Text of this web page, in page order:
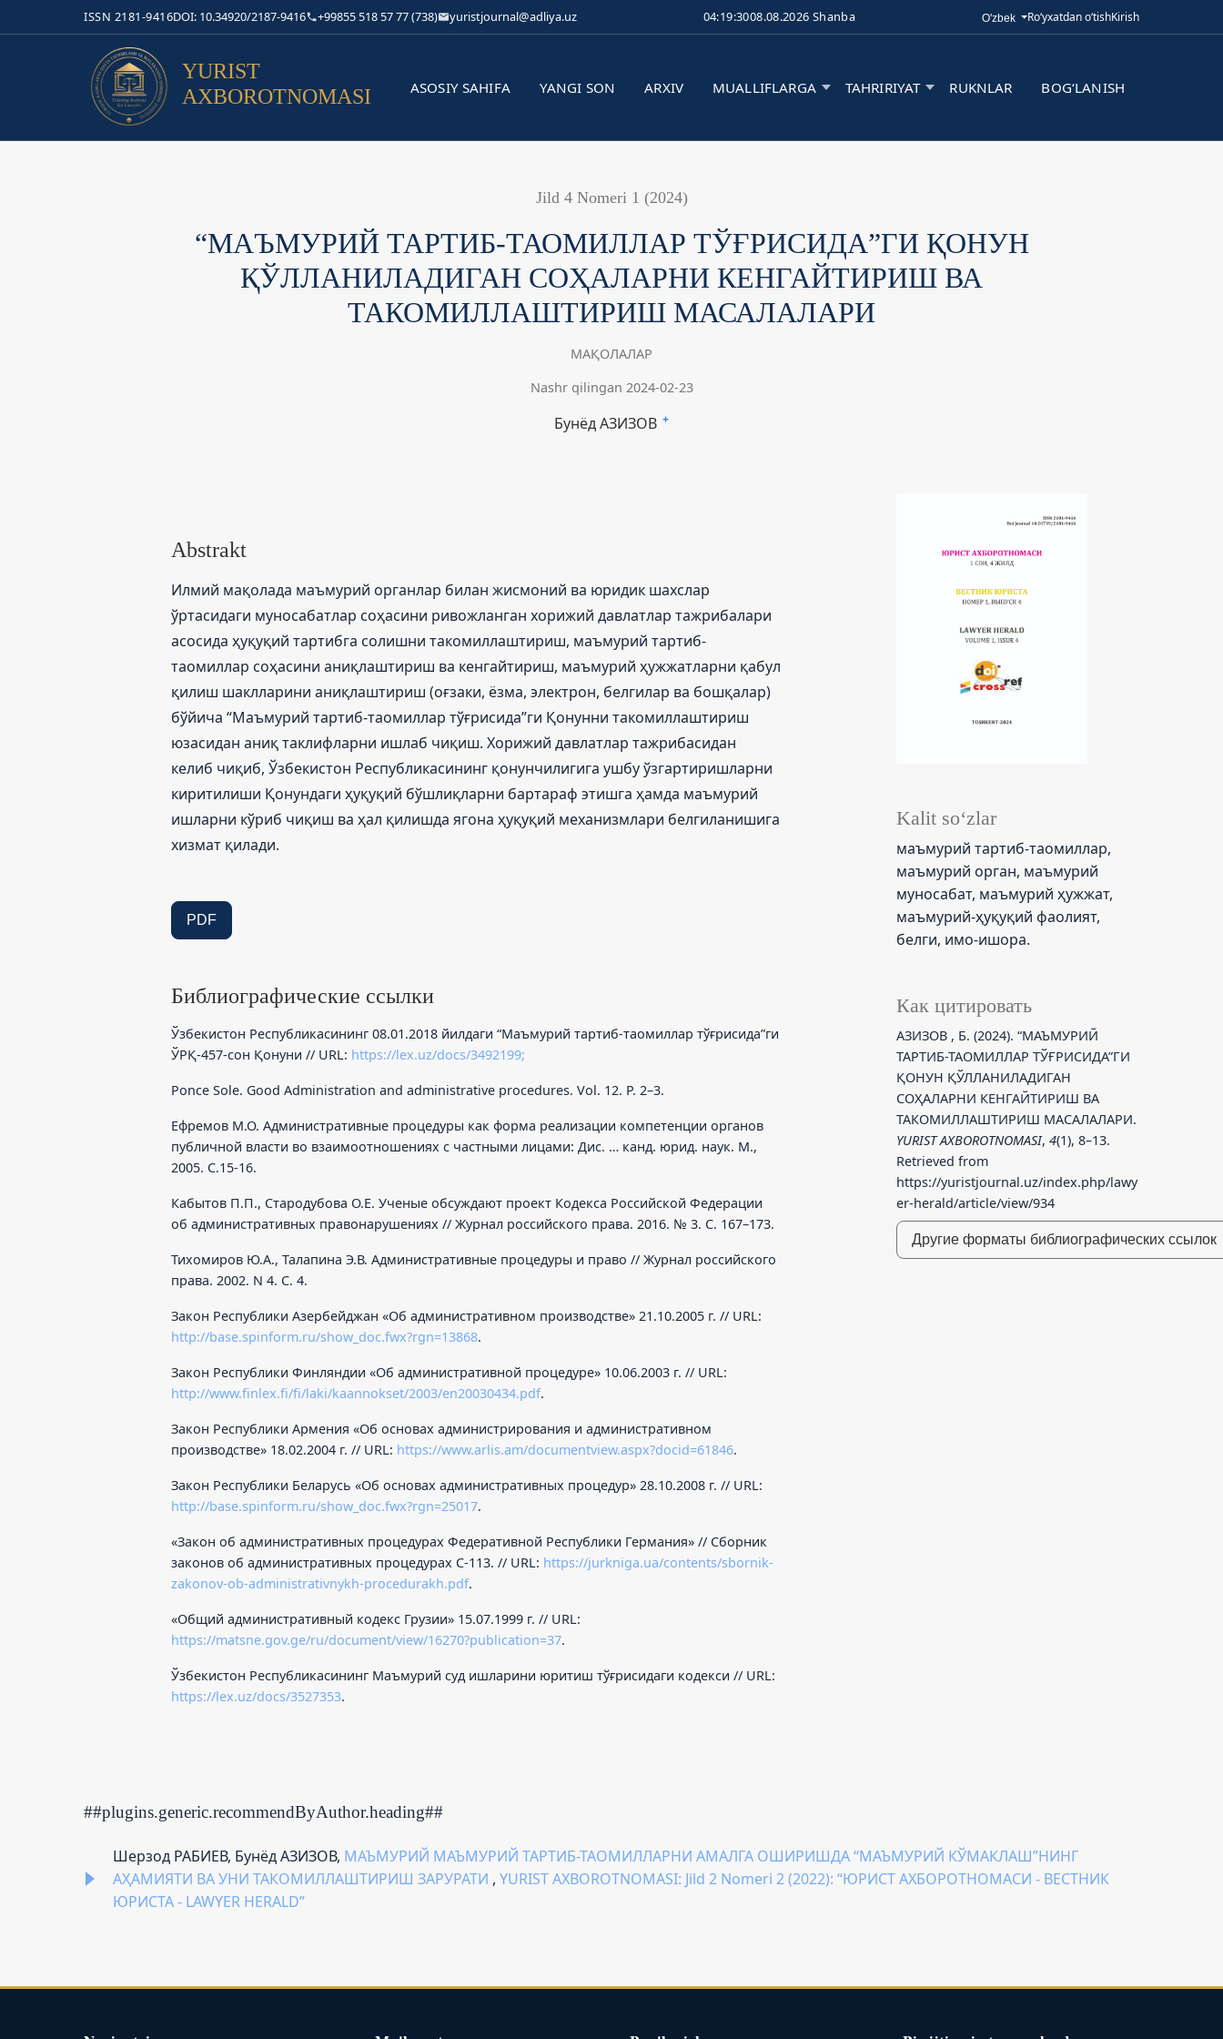
ISSN 2181-9416DOI: 10.34920/2187-9416 +99855 518 57 77 (738) yuristjournal@adliya.uz 04:19:3008.08.2026 Shanba Tilni o'zgartirish. Joriy til:
O'zbek Ro‘yxatdan o‘tishKirish
YURIST
AXBOROTNOMASI
ASOSIY SAHIFA YANGI SON ARXIV MUALLIFLARGA TAHRIRIYAT RUKNLAR BOG‘LANISH
Jild 4 Nomeri 1 (2024)
“МАЪМУРИЙ ТАРТИБ-ТАОМИЛЛАР ТЎҒРИСИДА”ГИ ҚОНУН
ҚЎЛЛАНИЛАДИГАН СОҲАЛАРНИ КЕНГАЙТИРИШ ВА
ТАКОМИЛЛАШТИРИШ МАСАЛАЛАРИ
МАҚОЛАЛАР
Nashr qilingan 2024-02-23
Бунёд АЗИЗОВ +
Kalit so‘zlar
маъмурий тартиб-таомиллар,
маъмурий орган, маъмурий
муносабат, маъмурий ҳужжат,
маъмурий-ҳуқуқий фаолият,
белги, имо-ишора.
Как цитировать
АЗИЗОВ , Б. (2024). “МАЪМУРИЙ
ТАРТИБ-ТАОМИЛЛАР ТЎҒРИСИДА”ГИ
ҚОНУН ҚЎЛЛАНИЛАДИГАН
СОҲАЛАРНИ КЕНГАЙТИРИШ ВА
ТАКОМИЛЛАШТИРИШ МАСАЛАЛАРИ.
YURIST AXBOROTNOMASI, 4(1), 8–13.
Retrieved from
https://yuristjournal.uz/index.php/lawy
er-herald/article/view/934
Другие форматы библиографических ссылок
Abstrakt
Илмий мақолада маъмурий органлар билан жисмоний ва юридик шахслар
ўртасидаги муносабатлар соҳасини ривожланган хорижий давлатлар тажрибалари
асосида ҳуқуқий тартибга солишни такомиллаштириш, маъмурий тартиб-
таомиллар соҳасини аниқлаштириш ва кенгайтириш, маъмурий ҳужжатларни қабул
қилиш шаклларини аниқлаштириш (оғзаки, ёзма, электрон, белгилар ва бошқалар)
бўйича “Маъмурий тартиб-таомиллар тўғрисида”ги Қонунни такомиллаштириш
юзасидан аниқ таклифларни ишлаб чиқиш. Хорижий давлатлар тажрибасидан
келиб чиқиб, Ўзбекистон Республикасининг қонунчилигига ушбу ўзгартиришларни
киритилиши Қонундаги ҳуқуқий бўшлиқларни бартараф этишга ҳамда маъмурий
ишларни кўриб чиқиш ва ҳал қилишда ягона ҳуқуқий механизмлари белгиланишига
хизмат қилади.
PDF
Библиографические ссылки
Ўзбекистон Республикасининг 08.01.2018 йилдаги “Маъмурий тартиб-таомиллар тўғрисида”ги
ЎРҚ-457-сон Қонуни // URL: https://lex.uz/docs/3492199;
Ponce Sole. Good Administration and administrative procedures. Vol. 12. P. 2–3.
Ефремов М.О. Административные процедуры как форма реализации компетенции органов
публичной власти во взаимоотношениях с частными лицами: Дис. … канд. юрид. наук. М.,
2005. С.15-16.
Кабытов П.П., Стародубова О.Е. Ученые обсуждают проект Кодекса Российской Федерации
об административных правонарушениях // Журнал российского права. 2016. № 3. С. 167–173.
Тихомиров Ю.А., Талапина Э.В. Административные процедуры и право // Журнал российского
права. 2002. N 4. С. 4.
Закон Республики Азербейджан «Об административном производстве» 21.10.2005 г. // URL:
http://base.spinform.ru/show_doc.fwx?rgn=13868.
Закон Республики Финляндии «Об административной процедуре» 10.06.2003 г. // URL:
http://www.finlex.fi/fi/laki/kaannokset/2003/en20030434.pdf.
Закон Республики Армения «Об основах администрирования и административном
производстве» 18.02.2004 г. // URL: https://www.arlis.am/documentview.aspx?docid=61846.
Закон Республики Беларусь «Об основах административных процедур» 28.10.2008 г. // URL:
http://base.spinform.ru/show_doc.fwx?rgn=25017.
«Закон об административных процедурах Федеративной Республики Германия» // Сборник
законов об административных процедурах С-113. // URL: https://jurkniga.ua/contents/sbornik-
zakonov-ob-administrativnykh-procedurakh.pdf.
«Общий административный кодекс Грузии» 15.07.1999 г. // URL:
https://matsne.gov.ge/ru/document/view/16270?publication=37.
Ўзбекистон Республикасининг Маъмурий суд ишларини юритиш тўғрисидаги кодекси // URL:
https://lex.uz/docs/3527353.
##plugins.generic.recommendByAuthor.heading##
Шерзод РАБИЕВ, Бунёд АЗИЗОВ, МАЪМУРИЙ МАЪМУРИЙ ТАРТИБ-ТАОМИЛЛАРНИ АМАЛГА ОШИРИШДА “МАЪМУРИЙ КЎМАКЛАШ”НИНГ
АҲАМИЯТИ ВА УНИ ТАКОМИЛЛАШТИРИШ ЗАРУРАТИ , YURIST AXBOROTNOMASI: Jild 2 Nomeri 2 (2022): “ЮРИСТ АХБОРОТНОМАСИ - ВЕСТНИК
ЮРИСТА - LAWYER HERALD”